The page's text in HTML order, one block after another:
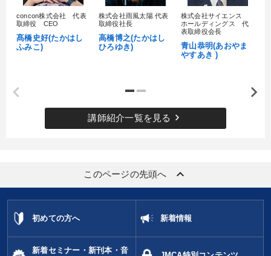
concon株式会社 代表
取締役 CEO
髙橋史好(たかはし
ふみこ)
株式会社雨風太陽 代表
取締役社長
高橋博之(たかはし
ひろゆき)
株式会社サイエンス
ホールディングス 代
表取締役会長
青山恭明(あおやま
やすあき )
講師紹介一覧を見る keyboard_arrow_right
このページの先頭へ keyboard_arrow_up
初めての方へ 新着情報
新着セミナー・新刊本・音